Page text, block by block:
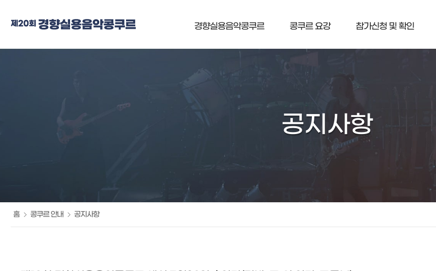
경향실용음악콩쿠르 콩쿠르 요강 참가신청 및 확인
공지사항
홈 콩쿠르 안내 공지사항